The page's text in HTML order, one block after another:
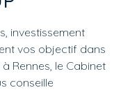
investissement
vos objectif dans
Rennes, le Cabinet
conseille